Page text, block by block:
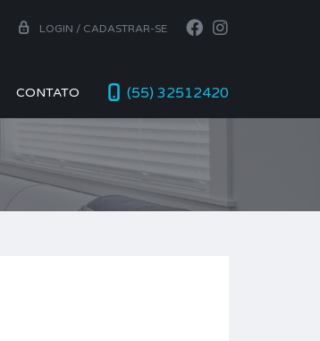
LOGIN / CADASTRAR-SE
(55) 32512420
CONTATO